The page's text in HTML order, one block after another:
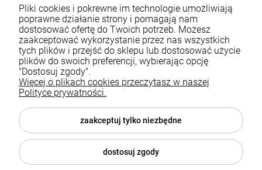
90-616 Łódź
790 727 174
sklep@eko-familia.pl
Informacje o sklepie
Suplementy diety
Popularne kategorie
Moje konto
Zasubskrybuj nasz newsletter
i otrzymaj5% rabatu na zakupy.
Twój email
Pliki cookies i pokrewne im technologie umożliwiają
poprawne działanie strony i pomagają nam
dostosować ofertę do Twoich potrzeb. Możesz
zaakceptować wykorzystanie przez nas wszystkich
tych plików i przejść do sklepu lub dostosować użycie
plików do swoich preferencji, wybierając opcję
"Dostosuj zgody".
Więcej o plikach cookies przeczytasz w naszej
Polityce prywatności.
zaakceptuj tylko niezbędne
dostosuj zgody